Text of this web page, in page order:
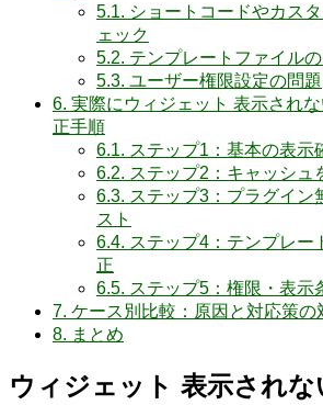
5.1. ショートコードやカス
ェック
5.2. テンプレートファイル
5.3. ユーザー権限設定の問題
6. 実際にウィジェット 表示され
正手順
6.1. ステップ1：基本の表示
6.2. ステップ2：キャッシュ
6.3. ステップ3：プラグイン
スト
6.4. ステップ4：テンプレー
正
6.5. ステップ5：権限・表示
7. ケース別比較：原因と対応策の
8. まとめ
ウィジェット 表示されな